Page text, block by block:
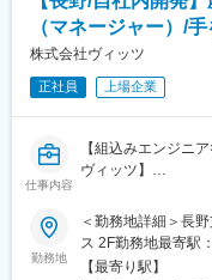
プを走り続けてい
変更の範囲：会社の
■企業の魅力：
◎安定性ある環境
当社の案件は基本
っており関係強化
がらも基盤が安定し
っており
スリムな組織だか
き一気通貫で幅広
（マネージャー）/
株式会社ヴィッツ
正社員 上場企業
仕事内容
【組込みエンジニ
ヴィッツ】
■業務内容：
車載制御装置や半
だきます。要件分
勤務地
＜勤務地詳細＞長
ス 2F勤務地最寄駅
内全面禁煙変更の
【最寄り駅】